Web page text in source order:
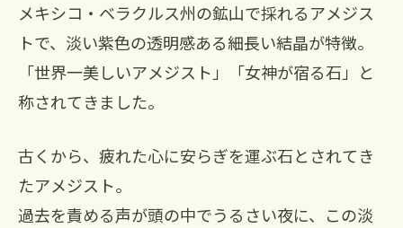
メキシコ・ベラクルス州の鉱山で採れるアメジス
トで、淡い紫色の透明感ある細長い結晶が特徴。
「世界一美しいアメジスト」「女神が宿る石」と
称されてきました。
古くから、疲れた心に安らぎを運ぶ石とされてき
たアメジスト。
過去を責める声が頭の中でうるさい夜に、この淡